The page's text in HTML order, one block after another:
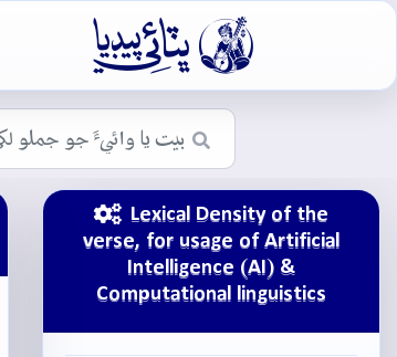

Lexical Density of the
verse, for usage of Artificial
Intelligence (AI) &
Computational linguistics